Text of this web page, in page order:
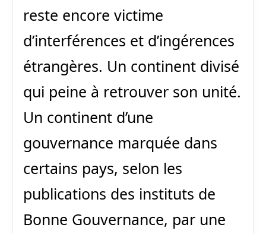
reste encore victime
d’interférences et d’ingérences
étrangères. Un continent divisé
qui peine à retrouver son unité.
Un continent d’une
gouvernance marquée dans
certains pays, selon les
publications des instituts de
Bonne Gouvernance, par une